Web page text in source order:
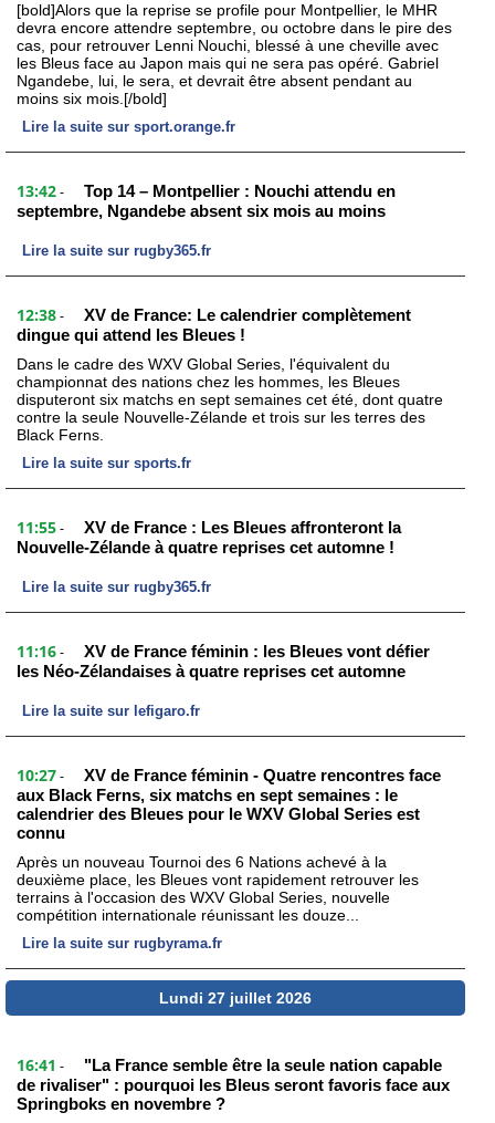
[bold]Alors que la reprise se profile pour Montpellier, le MHR
devra encore attendre septembre, ou octobre dans le pire des
cas, pour retrouver Lenni Nouchi, blessé à une cheville avec
les Bleus face au Japon mais qui ne sera pas opéré. Gabriel
Ngandebe, lui, le sera, et devrait être absent pendant au
moins six mois.[/bold]
Lire la suite sur sport.orange.fr
13:42 -
Top 14 – Montpellier : Nouchi attendu en
septembre, Ngandebe absent six mois au moins
Lire la suite sur rugby365.fr
12:38 -
XV de France: Le calendrier complètement
dingue qui attend les Bleues !
Dans le cadre des WXV Global Series, l'équivalent du
championnat des nations chez les hommes, les Bleues
disputeront six matchs en sept semaines cet été, dont quatre
contre la seule Nouvelle-Zélande et trois sur les terres des
Black Ferns.
Lire la suite sur sports.fr
11:55 -
XV de France : Les Bleues affronteront la
Nouvelle-Zélande à quatre reprises cet automne !
Lire la suite sur rugby365.fr
11:16 -
XV de France féminin : les Bleues vont défier
les Néo-Zélandaises à quatre reprises cet automne
Lire la suite sur lefigaro.fr
10:27 -
XV de France féminin - Quatre rencontres face
aux Black Ferns, six matchs en sept semaines : le
calendrier des Bleues pour le WXV Global Series est
connu
Après un nouveau Tournoi des 6 Nations achevé à la
deuxième place, les Bleues vont rapidement retrouver les
terrains à l'occasion des WXV Global Series, nouvelle
compétition internationale réunissant les douze...
Lire la suite sur rugbyrama.fr
Lundi 27 juillet 2026
16:41 -
"La France semble être la seule nation capable
de rivaliser" : pourquoi les Bleus seront favoris face aux
Springboks en novembre ?